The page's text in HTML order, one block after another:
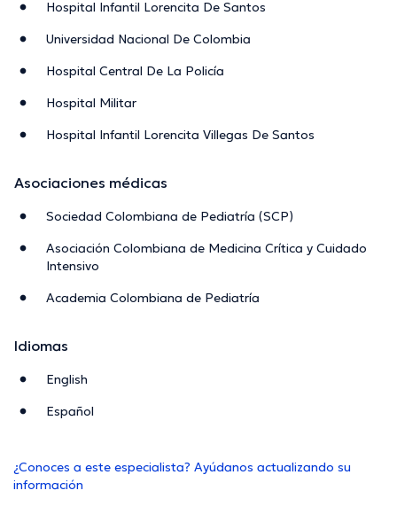
Hospital Infantil Lorencita De Santos
Universidad Nacional De Colombia
Hospital Central De La Policía
Hospital Militar
Hospital Infantil Lorencita Villegas De Santos
Asociaciones médicas
Sociedad Colombiana de Pediatría (SCP)
Asociación Colombiana de Medicina Crítica y Cuidado
Intensivo
Academia Colombiana de Pediatría
Idiomas
English
Español
¿Conoces a este especialista? Ayúdanos actualizando su
información